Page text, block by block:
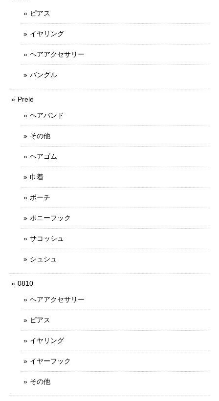
ピアス
イヤリング
ヘアアクセサリー
バングル
Prele
ヘアバンド
その他
ヘアゴム
巾着
ポーチ
ポニーフック
サコッシュ
シュシュ
0810
ヘアアクセサリー
ピアス
イヤリング
イヤーフック
その他